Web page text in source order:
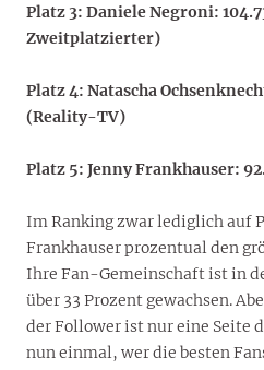
Platz 3: Daniele Negroni:
Zweitplatzierter)
Platz 4: Natascha
(Reality-TV)
Platz 5: Jenny Frankhauser:
Im Ranking zwar lediglich auf
Frankhauser prozentual den
Ihre Fan-Gemeinschaft ist in
über 33 Prozent gewachsen.
der Follower ist nur eine Seite
nun einmal, wer die besten